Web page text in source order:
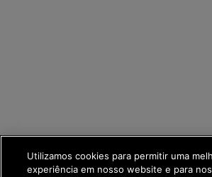
Utilizamos cookies para permitir uma
experiência em nosso website e para